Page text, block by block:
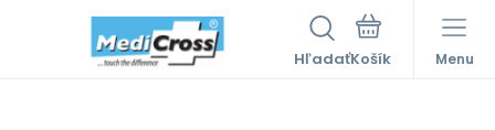
Hľadať Menu